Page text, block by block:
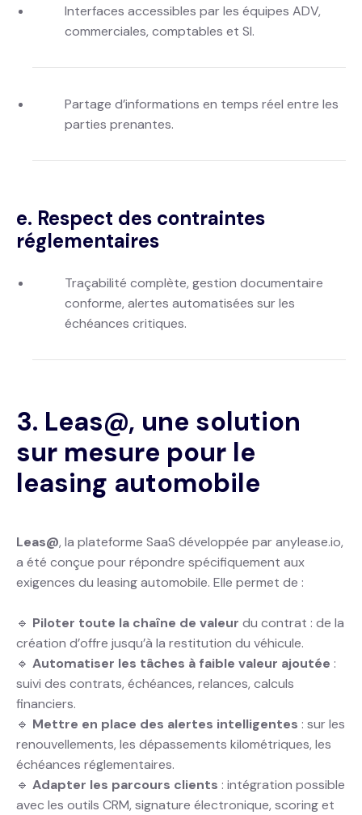
Interfaces accessibles par les équipes ADV,
commerciales, comptables et SI.
Partage d’informations en temps réel entre les
parties prenantes.
e. Respect des contraintes
réglementaires
Traçabilité complète, gestion documentaire
conforme, alertes automatisées sur les
échéances critiques.
3. Leas@, une solution
sur mesure pour le
leasing automobile
Leas@, la plateforme SaaS développée par anylease.io,
a été conçue pour répondre spécifiquement aux
exigences du leasing automobile. Elle permet de :
🔹 Piloter toute la chaîne de valeur du contrat : de la
création d’offre jusqu’à la restitution du véhicule.
🔹 Automatiser les tâches à faible valeur ajoutée :
suivi des contrats, échéances, relances, calculs
financiers.
🔹 Mettre en place des alertes intelligentes : sur les
renouvellements, les dépassements kilométriques, les
échéances réglementaires.
🔹 Adapter les parcours clients : intégration possible
avec les outils CRM, signature électronique, scoring et